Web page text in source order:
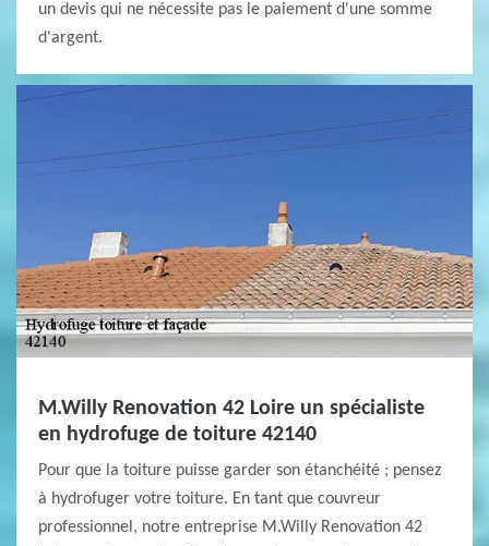
un devis qui ne nécessite pas le paiement d'une somme
d'argent.
M.Willy Renovation 42 Loire un spécialiste
en hydrofuge de toiture 42140
Pour que la toiture puisse garder son étanchéité ; pensez
à hydrofuger votre toiture. En tant que couvreur
professionnel, notre entreprise M.Willy Renovation 42